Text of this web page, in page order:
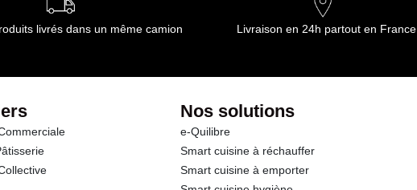
livrés dans un même camion Livraison en 24h partout en France
Nos solutions
e-Quilibre
Smart cuisine à réchauffer
Smart cuisine à emporter